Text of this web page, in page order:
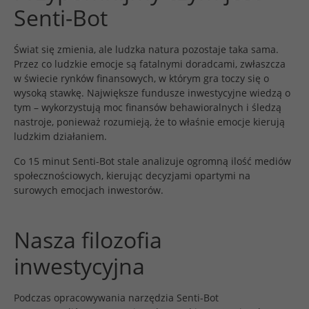
Senti-Bot
Świat się zmienia, ale ludzka natura pozostaje taka sama.
Przez co ludzkie emocje są fatalnymi doradcami, zwłaszcza
w świecie rynków finansowych, w którym gra toczy się o
wysoką stawkę. Największe fundusze inwestycyjne wiedzą o
tym – wykorzystują moc finansów behawioralnych i śledzą
nastroje, ponieważ rozumieją, że to właśnie emocje kierują
ludzkim działaniem.
Co 15 minut Senti-Bot stale analizuje ogromną ilość mediów
społecznościowych, kierując decyzjami opartymi na
surowych emocjach inwestorów.
Nasza filozofia
inwestycyjna
Podczas opracowywania narzędzia Senti-Bot